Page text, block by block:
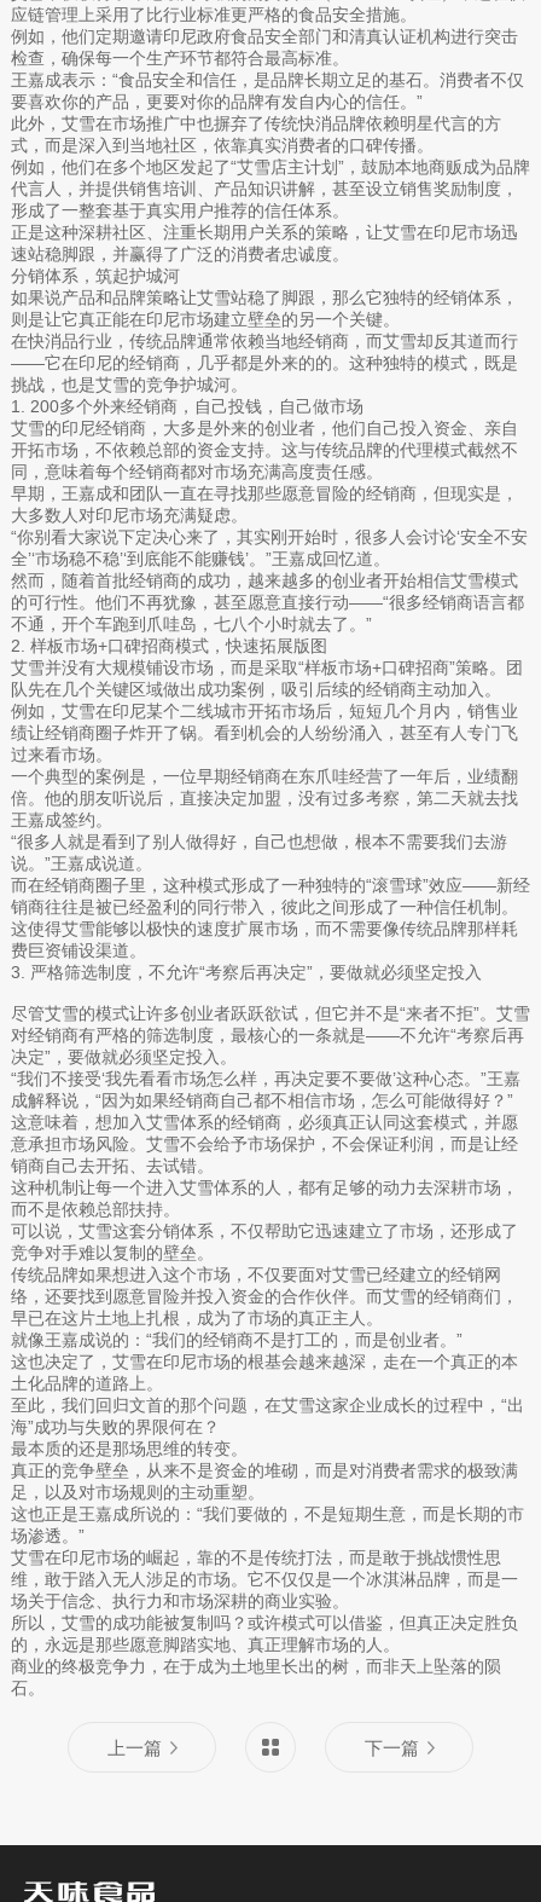
应链管理上采用了比行业标准更严格的食品安全措施。
例如，他们定期邀请印尼政府食品安全部门和清真认证机构进行突击
检查，确保每一个生产环节都符合最高标准。
王嘉成表示：“食品安全和信任，是品牌长期立足的基石。消费者不仅
要喜欢你的产品，更要对你的品牌有发自内心的信任。”
此外，艾雪在市场推广中也摒弃了传统快消品牌依赖明星代言的方
式，而是深入到当地社区，依靠真实消费者的口碑传播。
例如，他们在多个地区发起了“艾雪店主计划”，鼓励本地商贩成为品牌
代言人，并提供销售培训、产品知识讲解，甚至设立销售奖励制度，
形成了一整套基于真实用户推荐的信任体系。
正是这种深耕社区、注重长期用户关系的策略，让艾雪在印尼市场迅
速站稳脚跟，并赢得了广泛的消费者忠诚度。
分销体系，筑起护城河
如果说产品和品牌策略让艾雪站稳了脚跟，那么它独特的经销体系，
则是让它真正能在印尼市场建立壁垒的另一个关键。
在快消品行业，传统品牌通常依赖当地经销商，而艾雪却反其道而行
——它在印尼的经销商，几乎都是外来的的。这种独特的模式，既是
挑战，也是艾雪的竞争护城河。
1. 200多个外来经销商，自己投钱，自己做市场
艾雪的印尼经销商，大多是外来的创业者，他们自己投入资金、亲自
开拓市场，不依赖总部的资金支持。这与传统品牌的代理模式截然不
同，意味着每个经销商都对市场充满高度责任感。
早期，王嘉成和团队一直在寻找那些愿意冒险的经销商，但现实是，
大多数人对印尼市场充满疑虑。
“你别看大家说下定决心来了，其实刚开始时，很多人会讨论‘安全不安
全’‘市场稳不稳’‘到底能不能赚钱’。”王嘉成回忆道。
然而，随着首批经销商的成功，越来越多的创业者开始相信艾雪模式
的可行性。他们不再犹豫，甚至愿意直接行动——“很多经销商语言都
不通，开个车跑到爪哇岛，七八个小时就去了。”
2. 样板市场+口碑招商模式，快速拓展版图
艾雪并没有大规模铺设市场，而是采取“样板市场+口碑招商”策略。团
队先在几个关键区域做出成功案例，吸引后续的经销商主动加入。
例如，艾雪在印尼某个二线城市开拓市场后，短短几个月内，销售业
绩让经销商圈子炸开了锅。看到机会的人纷纷涌入，甚至有人专门飞
过来看市场。
一个典型的案例是，一位早期经销商在东爪哇经营了一年后，业绩翻
倍。他的朋友听说后，直接决定加盟，没有过多考察，第二天就去找
王嘉成签约。
“很多人就是看到了别人做得好，自己也想做，根本不需要我们去游
说。”王嘉成说道。
而在经销商圈子里，这种模式形成了一种独特的“滚雪球”效应——新经
销商往往是被已经盈利的同行带入，彼此之间形成了一种信任机制。
这使得艾雪能够以极快的速度扩展市场，而不需要像传统品牌那样耗
费巨资铺设渠道。
3. 严格筛选制度，不允许“考察后再决定”，要做就必须坚定投入
尽管艾雪的模式让许多创业者跃跃欲试，但它并不是“来者不拒”。艾雪
对经销商有严格的筛选制度，最核心的一条就是——不允许“考察后再
决定”，要做就必须坚定投入。
“我们不接受‘我先看看市场怎么样，再决定要不要做’这种心态。”王嘉
成解释说，“因为如果经销商自己都不相信市场，怎么可能做得好？”
这意味着，想加入艾雪体系的经销商，必须真正认同这套模式，并愿
意承担市场风险。艾雪不会给予市场保护，不会保证利润，而是让经
销商自己去开拓、去试错。
这种机制让每一个进入艾雪体系的人，都有足够的动力去深耕市场，
而不是依赖总部扶持。
可以说，艾雪这套分销体系，不仅帮助它迅速建立了市场，还形成了
竞争对手难以复制的壁垒。
传统品牌如果想进入这个市场，不仅要面对艾雪已经建立的经销网
络，还要找到愿意冒险并投入资金的合作伙伴。而艾雪的经销商们，
早已在这片土地上扎根，成为了市场的真正主人。
就像王嘉成说的：“我们的经销商不是打工的，而是创业者。”
这也决定了，艾雪在印尼市场的根基会越来越深，走在一个真正的本
土化品牌的道路上。
至此，我们回归文首的那个问题，在艾雪这家企业成长的过程中，“出
海”成功与失败的界限何在？
最本质的还是那场思维的转变。
真正的竞争壁垒，从来不是资金的堆砌，而是对消费者需求的极致满
足，以及对市场规则的主动重塑。
这也正是王嘉成所说的：“我们要做的，不是短期生意，而是长期的市
场渗透。”
艾雪在印尼市场的崛起，靠的不是传统打法，而是敢于挑战惯性思
维，敢于踏入无人涉足的市场。它不仅仅是一个冰淇淋品牌，而是一
场关于信念、执行力和市场深耕的商业实验。
所以，艾雪的成功能被复制吗？或许模式可以借鉴，但真正决定胜负
的，永远是那些愿意脚踏实地、真正理解市场的人。
商业的终极竞争力，在于成为土地里长出的树，而非天上坠落的陨
石。
上一篇 下一篇